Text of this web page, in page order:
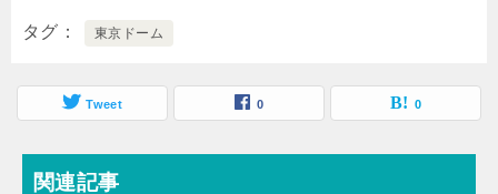
タグ 東京ドーム
Tweet 0 0
関連記事